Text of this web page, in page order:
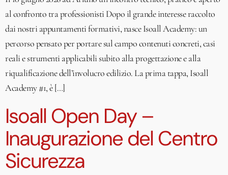
al confronto tra professionisti Dopo il grande interesse raccolto
dai nostri appuntamenti formativi, nasce Isoall Academy: un
percorso pensato per portare sul campo contenuti concreti, casi
reali e strumenti applicabili subito alla progettazione e alla
riqualificazione dell’involucro edilizio. La prima tappa, Isoall
Academy #1, è […]
Isoall Open Day –
Inaugurazione del Centro
Sicurezza